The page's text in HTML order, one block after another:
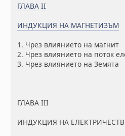
ГЛАВА II
ИНДУКЦИЯ НА МАГНЕТИЗЪМ
1. Чрез влиянието на магнит
2. Чрез влиянието на поток
3. Чрез влиянието на Земята
ГЛАВА III
ИНДУКЦИЯ НА